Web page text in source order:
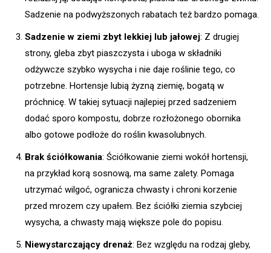
Sadzenie na podwyższonych rabatach też bardzo pomaga.
Sadzenie w ziemi zbyt lekkiej lub jałowej: Z drugiej
strony, gleba zbyt piaszczysta i uboga w składniki
odżywcze szybko wysycha i nie daje roślinie tego, co
potrzebne. Hortensje lubią żyzną ziemię, bogatą w
próchnicę. W takiej sytuacji najlepiej przed sadzeniem
dodać sporo kompostu, dobrze rozłożonego obornika
albo gotowe podłoże do roślin kwasolubnych.
Brak ściółkowania: Ściółkowanie ziemi wokół hortensji,
na przykład korą sosnową, ma same zalety. Pomaga
utrzymać wilgoć, ogranicza chwasty i chroni korzenie
przed mrozem czy upałem. Bez ściółki ziemia szybciej
wysycha, a chwasty mają większe pole do popisu.
Niewystarczający drenaż: Bez względu na rodzaj gleby,